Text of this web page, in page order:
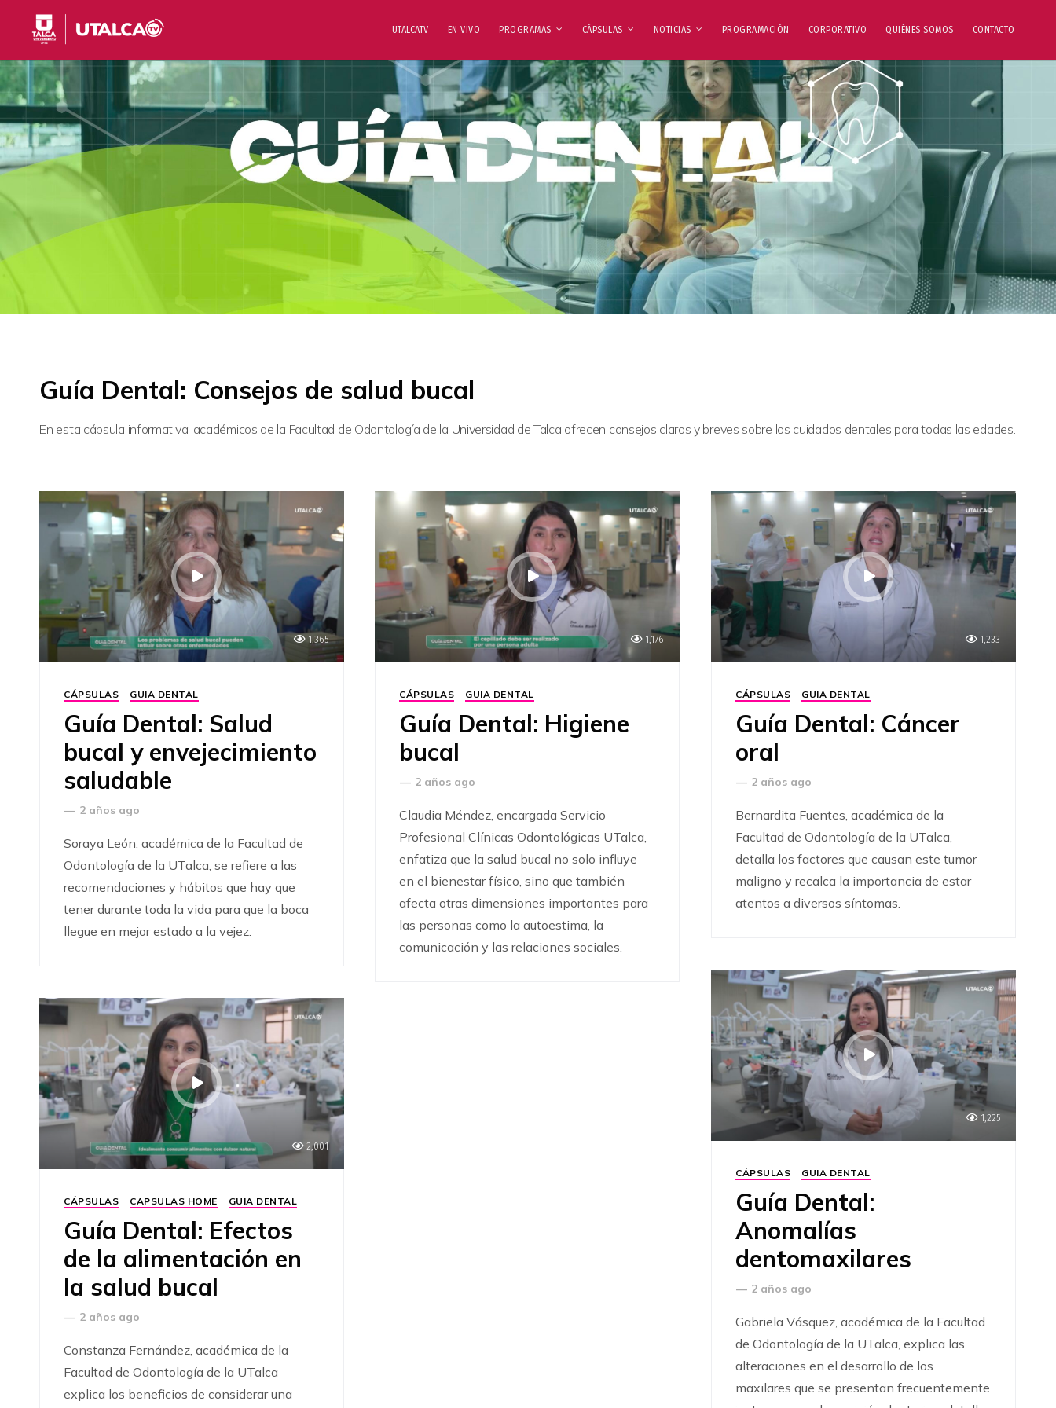
UTALCATV EN VIVO PROGRAMAS CÁPSULAS NOTICIAS PROGRAMACIÓN CORPORATIVO QUIÉNES SOMOS CONTACTO
Guía Dental: Consejos de salud bucal
En esta cápsula informativa, académicos de la Facultad de Odontología de la Universidad de Talca ofrecen consejos claros y breves sobre los cuidados dentales para todas las edades.
1,365
CÁPSULAS GUIA DENTAL
Guía Dental: Salud
bucal y envejecimiento
saludable
— 2 años ago
Soraya León, académica de la Facultad de
Odontología de la UTalca, se refiere a las
recomendaciones y hábitos que hay que
tener durante toda la vida para que la boca
llegue en mejor estado a la vejez.
1,176
CÁPSULAS GUIA DENTAL
Guía Dental: Higiene
bucal
— 2 años ago
Claudia Méndez, encargada Servicio
Profesional Clínicas Odontológicas UTalca,
enfatiza que la salud bucal no solo influye
en el bienestar físico, sino que también
afecta otras dimensiones importantes para
las personas como la autoestima, la
comunicación y las relaciones sociales.
1,233
CÁPSULAS GUIA DENTAL
Guía Dental: Cáncer
oral
— 2 años ago
Bernardita Fuentes, académica de la
Facultad de Odontología de la UTalca,
detalla los factores que causan este tumor
maligno y recalca la importancia de estar
atentos a diversos síntomas.
1,225
CÁPSULAS GUIA DENTAL
Guía Dental:
Anomalías
dentomaxilares
— 2 años ago
Gabriela Vásquez, académica de la Facultad
de Odontología de la UTalca, explica las
alteraciones en el desarrollo de los
maxilares que se presentan frecuentemente
2,001
CÁPSULAS CAPSULAS HOME GUIA DENTAL
Guía Dental: Efectos
de la alimentación en
la salud bucal
— 2 años ago
Constanza Fernández, académica de la
Facultad de Odontología de la UTalca
explica los beneficios de considerar una